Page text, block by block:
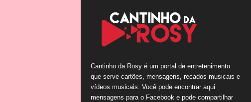
Cantinho da Rosy é um portal de entretenimento
que serve cartões, mensagens, recados musicais e
vídeos musicais. Você pode encontrar aqui
mensagens para o Facebook e pode compartilhar